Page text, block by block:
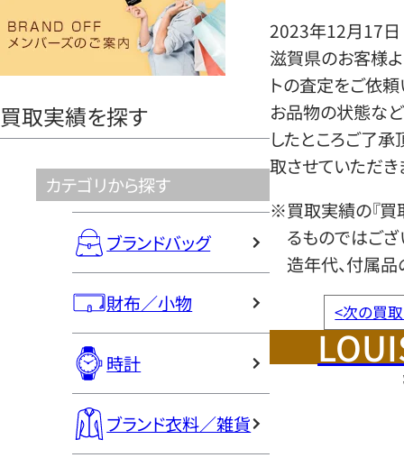
ヤ
買取実績を探す
カテゴリから探す
ブランドバッグ
財布／小物
時計
ブランド衣料／雑貨
2023年12月17日
滋賀県のお客様よ
トの査定をご依頼
お品物の状態など
したところご了
取させていただき
※買取実績の『買
るものではござ
造年代、付属品
<次の買